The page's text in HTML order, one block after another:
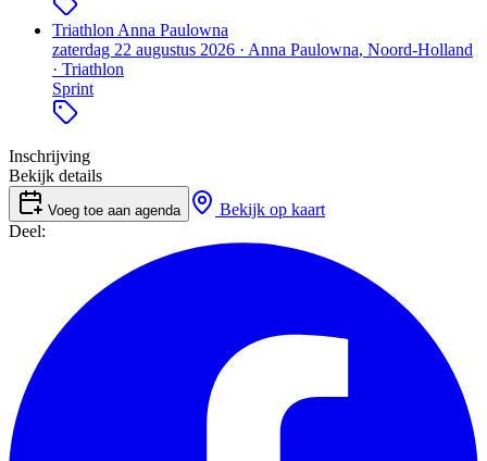
Triathlon Anna Paulowna
zaterdag 22 augustus 2026 · Anna Paulowna, Noord-Holland
· Triathlon
Sprint
Inschrijving
Bekijk details
Voeg toe aan agenda
Bekijk op kaart
Deel: